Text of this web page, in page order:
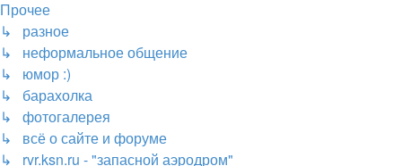
Прочее
↳ разное
↳ неформальное общение
↳ юмор :)
↳ барахолка
↳ фотогалерея
↳ всё о сайте и форуме
↳ rvr.ksn.ru - "запасной аэродром"